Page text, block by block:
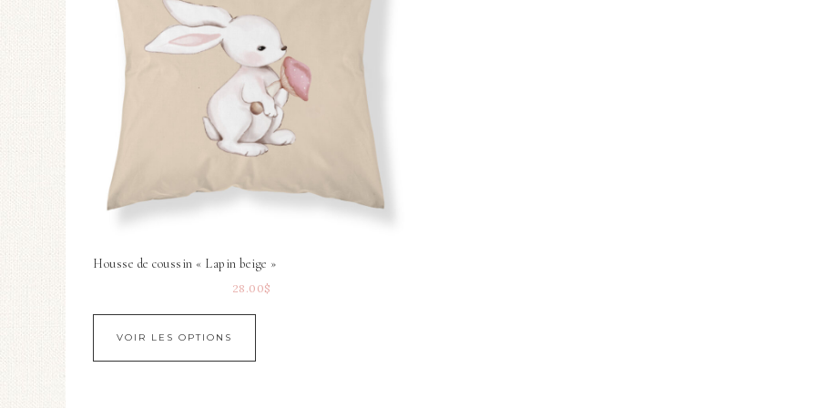
Housse de coussin « Lapin beige »
28.00$
VOIR LES OPTIONS